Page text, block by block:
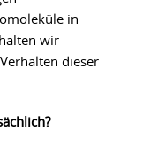
in
wir
dieser